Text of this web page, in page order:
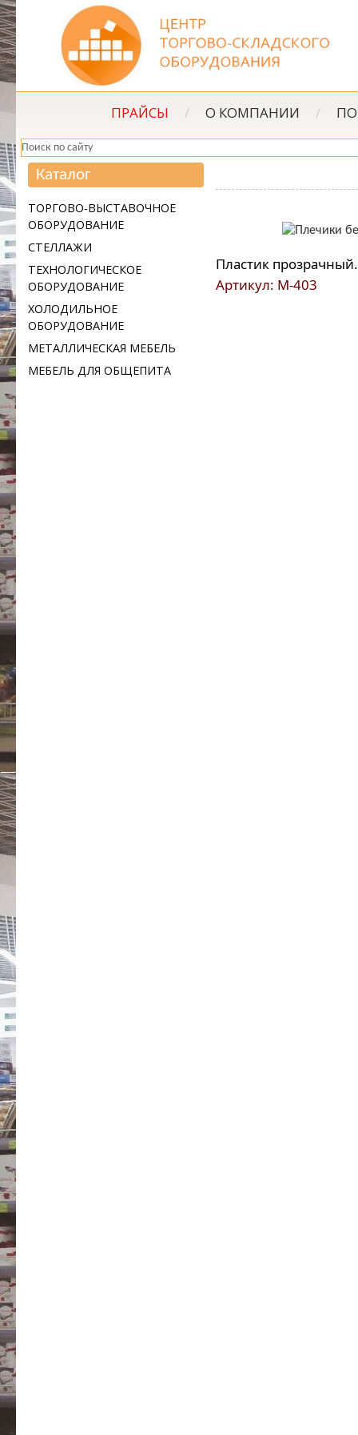
ПРАЙСЫ / О КОМПАНИИ /
Каталог
ТОРГОВО-ВЫСТАВОЧНОЕ
ОБОРУДОВАНИЕ
СТЕЛЛАЖИ
ТЕХНОЛОГИЧЕСКОЕ
ОБОРУДОВАНИЕ
ХОЛОДИЛЬНОЕ
ОБОРУДОВАНИЕ
МЕТАЛЛИЧЕСКАЯ МЕБЕЛЬ
МЕБЕЛЬ ДЛЯ ОБЩЕПИТА
Пластик
Артикул: М-403